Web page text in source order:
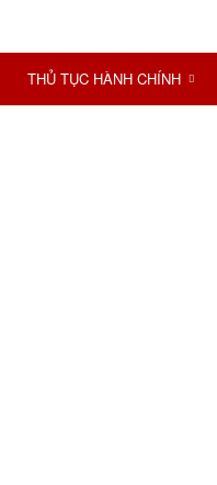
THỦ TỤC HÀNH CHÍNH